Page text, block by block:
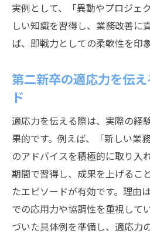
実例として、「異動やプロジェ
しい知識を習得し、業務改善に
ば、即戦力としての柔軟性を印
第二新卒の適応力を伝
ド
適応力を伝える際は、実際の経
果的です。例えば、「新しい業
のアドバイスを積極的に取り入
期間で習得し、成果を上げるこ
たエピソードが有効です。理由
での応用力や協調性を重視して
づいた具体例を準備し、適応力